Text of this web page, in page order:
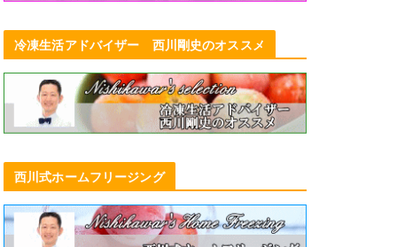
冷凍生活アドバイザー 西川剛史のオススメ
西川式ホームフリージング